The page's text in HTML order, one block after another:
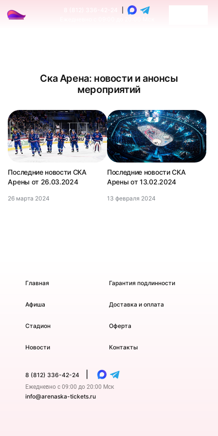
Ска Арена: новости и анонсы
мероприятий
Последние новости СКА
Арены от 26.03.2024
26 марта 2024
Последние новости СКА
Арены от 13.02.2024
13 февраля 2024
Главная
Афиша
Стадион
Новости
Гарантия подлинности
Доставка и оплата
Оферта
Контакты
8 (812) 336-42-24
Ежедневно с 09:00 до 20:00 Мск
info@arenaska-tickets.ru